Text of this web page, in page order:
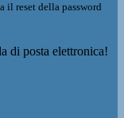
il reset della password
di posta elettronica!